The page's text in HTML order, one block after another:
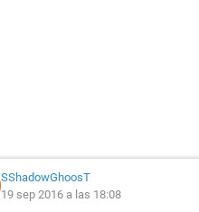
SShadowGhoosT
19 sep 2016 a las 18:08